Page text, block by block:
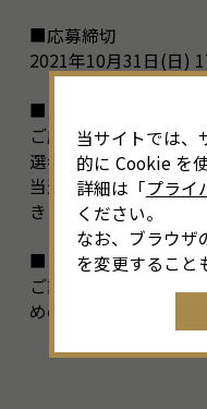
■応募締切
2021年10月31日(日)
■当選者の発表
ご応募いただいた方
選者を決定いたします
当選の発表は、賞品
きます。
■その他
ご記入いただいた情
めのもので、それ以外
当サイトでは、
的に Cookie を
詳細は「プライ
ください。
なお、ブラウザ
を変更すること